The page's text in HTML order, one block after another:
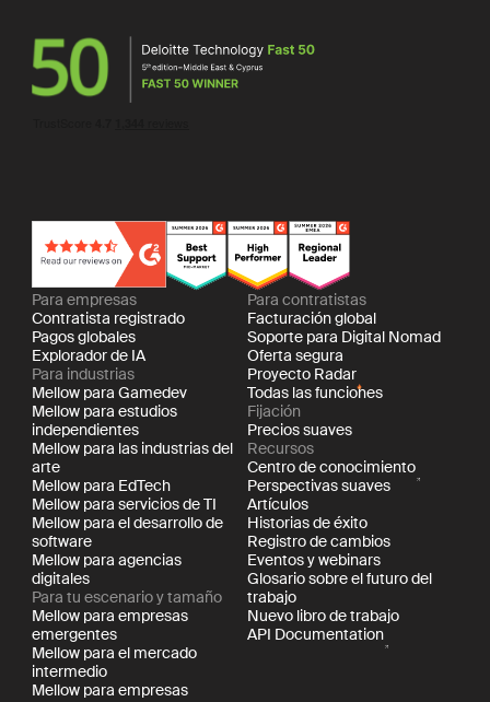
Para empresas
Contratista registrado
Pagos globales
Explorador de IA
Para industrias
Mellow para Gamedev
Mellow para estudios
independientes
Mellow para las industrias del
arte
Mellow para EdTech
Mellow para servicios de TI
Mellow para el desarrollo de
software
Mellow para agencias
digitales
Para tu escenario y tamaño
Mellow para empresas
emergentes
Mellow para el mercado
intermedio
Mellow para empresas
Para contratistas
Facturación global
Soporte para Digital Nomad
Oferta segura
Proyecto Radar
Todas las funciones
Fijación
Precios suaves
Recursos
Centro de conocimiento
Perspectivas suaves
Artículos
Historias de éxito
Registro de cambios
Eventos y webinars
Glosario sobre el futuro del
trabajo
Nuevo libro de trabajo
API Documentation